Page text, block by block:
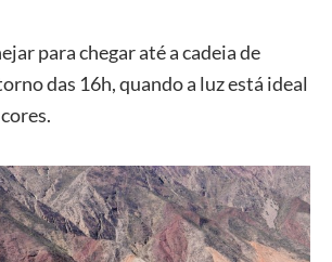
para chegar até a cadeia de
das 16h, quando a luz está ideal